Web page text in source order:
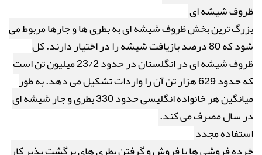
ظروف شیشه ای
بزرگ ترین بخش ظروف شیشه ای به بطری ها و جارها مربوط می
شود که 80 درصد بازیافت شیشه را در اختیار دارند. کل
ظروف شیشه ای در انگلستان در حدود 23/2 میلیون تن است
که حدود 629 هزار تن آن را واردات تشکیل می دهد. به طور
میانگین هر خانواده انگلیسی حدود 330 بطری و جار شیشه ای
در سال مصرف می کند.
استفاده مجدد